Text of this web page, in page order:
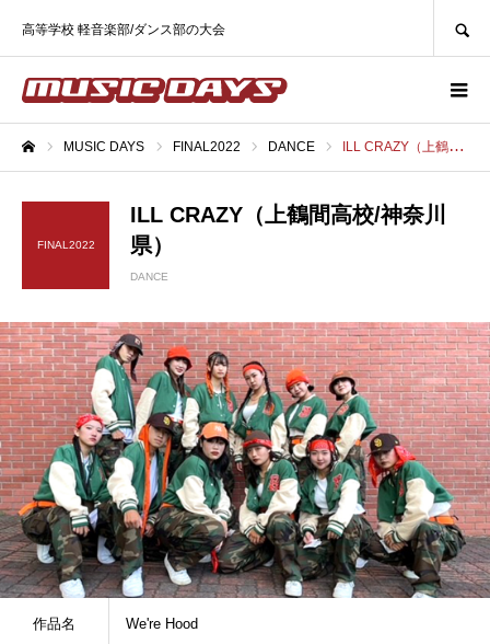
高等学校 軽音楽部/ダンス部の大会
MUSIC DAYS FINAL2022 DANCE ILL CRAZY（上鶴間高校/神奈川県）
FINAL2022
ILL CRAZY（上鶴間高校/神奈川
県）
DANCE
作品名 We're Hood